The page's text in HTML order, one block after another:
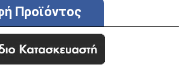
Μαυρομιχάλη 1 και Ακτή
Κονδύλη
Τατοϊόυ 117
Προϊόντος